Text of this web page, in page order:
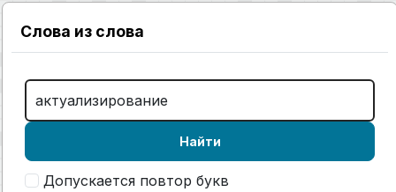
Слова из слова
Найти
Допускается повтор букв